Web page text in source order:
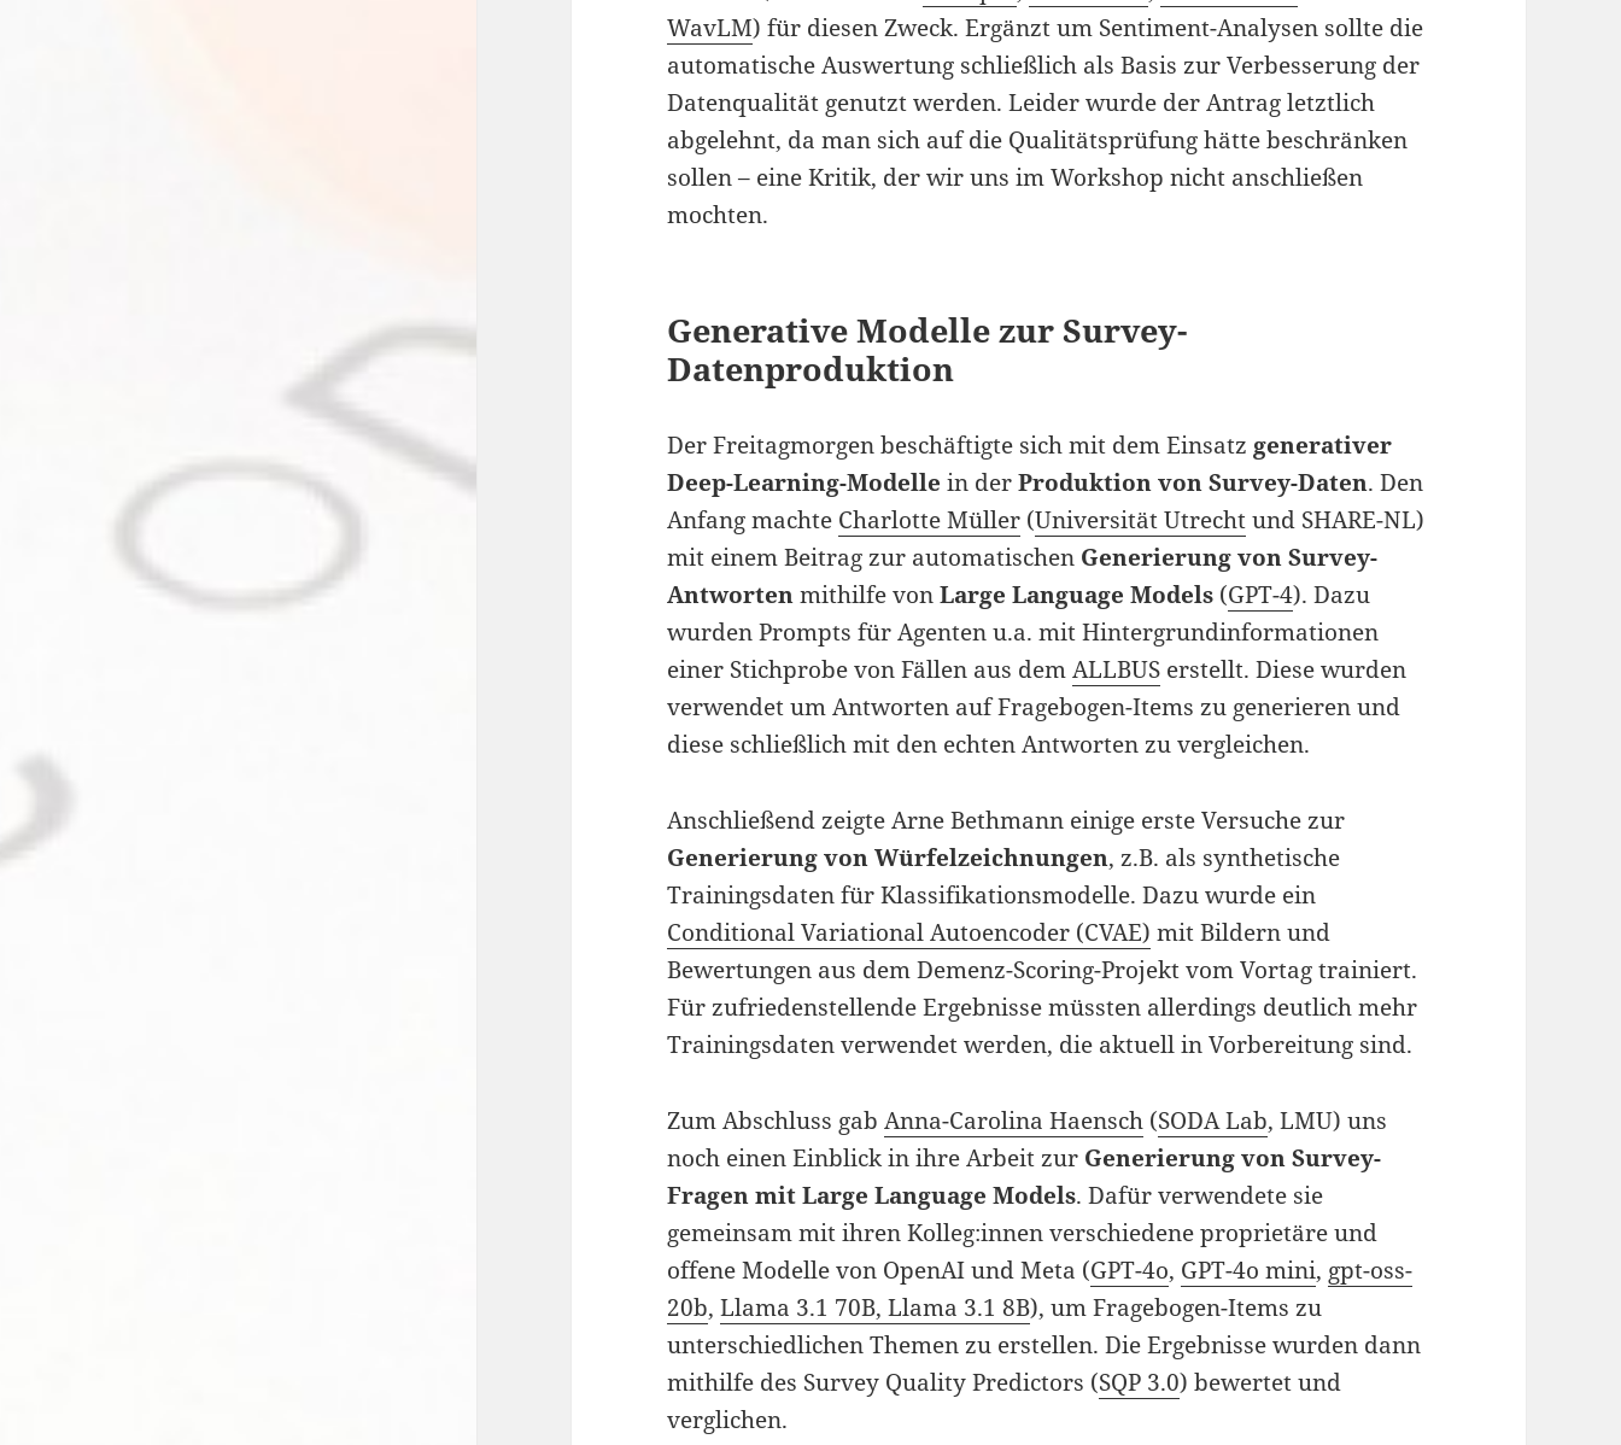
WavLM) für diesen Zweck. Ergänzt um Sentiment-Analysen sollte die
automatische Auswertung schließlich als Basis zur Verbesserung der
Datenqualität genutzt werden. Leider wurde der Antrag letztlich
abgelehnt, da man sich auf die Qualitätsprüfung hätte beschränken
sollen – eine Kritik, der wir uns im Workshop nicht anschließen
mochten.
Generative Modelle zur Survey-
Datenproduktion
Der Freitagmorgen beschäftigte sich mit dem Einsatz generativer
Deep-Learning-Modelle in derProduktion von Survey-Daten. Den
Anfang machte Charlotte Müller (Universität Utrechtund SHARE-NL)
mit einem Beitrag zur automatischen Generierung von Survey-
Antwortenmithilfe vonLarge Language Models (GPT-4). Dazu
wurden Prompts für Agenten u.a. mit Hintergrundinformationen
einer Stichprobe von Fällen aus demALLBUS erstellt. Diese wurden
verwendet um Antworten auf Fragebogen-Items zu generieren und
diese schließlich mit den echten Antworten zu vergleichen.
Anschließend zeigte Arne Bethmann einige erste Versuche zur
Generierung von Würfelzeichnungen, z.B. als synthetische
Trainingsdaten für Klassifikationsmodelle. Dazu wurde ein
Conditional Variational Autoencoder (CVAE) mit Bildern und
Bewertungen aus dem Demenz-Scoring-Projekt vom Vortag trainiert.
Für zufriedenstellende Ergebnisse müssten allerdings deutlich mehr
Trainingsdaten verwendet werden, die aktuell in Vorbereitung sind.
Zum Abschluss gabAnna-Carolina Haensch (SODA Lab, LMU) uns
noch einen Einblick in ihre Arbeit zur Generierung von Survey-
Fragen mit Large Language Models. Dafür verwendete sie
gemeinsam mit ihren Kolleg:innen verschiedene proprietäre und
offene Modelle von OpenAI und Meta (GPT-4o, GPT-4o mini, gpt-oss-
20b,Llama 3.1 70B, Llama 3.1 8B), um Fragebogen-Items zu
unterschiedlichen Themen zu erstellen. Die Ergebnisse wurden dann
mithilfe des Survey Quality Predictors (SQP 3.0) bewertet und
verglichen.